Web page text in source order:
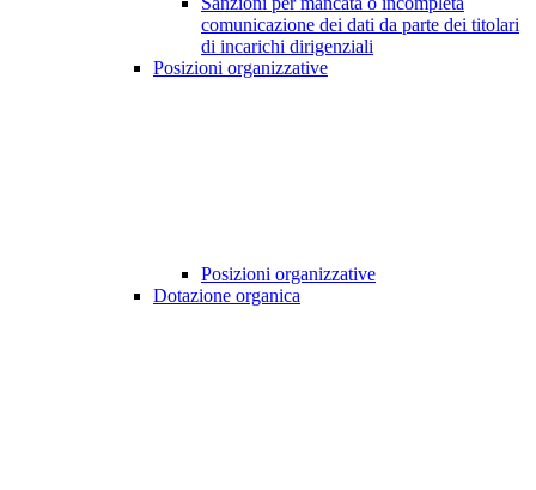
comunicazione dei dati da parte dei titolari
di incarichi dirigenziali
Posizioni organizzative
Posizioni organizzative
Dotazione organica